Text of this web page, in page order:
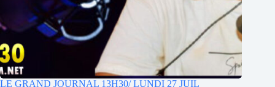
LE GRAND JOURNAL 13H30/ LUNDI 27 JUIL